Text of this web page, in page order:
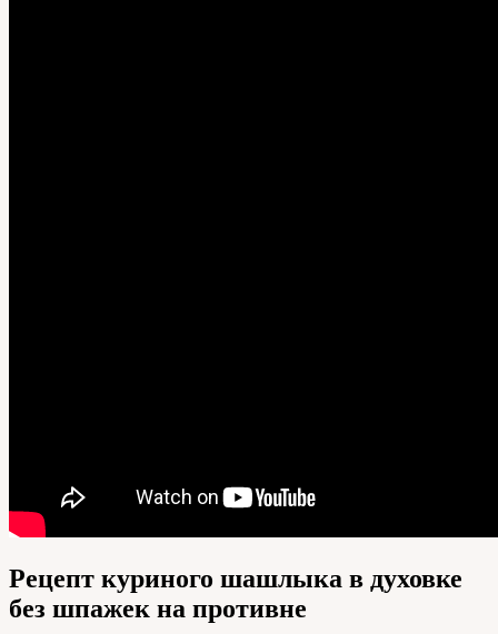
Рецепт куриного шашлыка в духовке
без шпажек на противне